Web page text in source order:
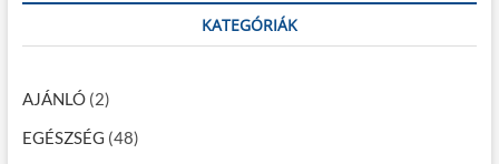
n
a
v
i
g
h
KATEGÓRIÁK
AJÁNLÓ(2)
EGÉSZSÉG (48)